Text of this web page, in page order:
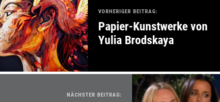
VORHERIGER BEITRAG:
Papier-Kunstwerke von
Yulia Brodskaya
NÄCHSTER BEITRAG: